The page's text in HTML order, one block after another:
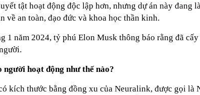
tật hoạt động độc lập hơn, nhưng dự án này đang
về an toàn, đạo đức và khoa học thần kinh.
1 năm 2024, tỷ phú Elon Musk thông báo rằng đã
người hoạt động như thế nào?
kích thước bằng đồng xu của Neuralink, được gọi là